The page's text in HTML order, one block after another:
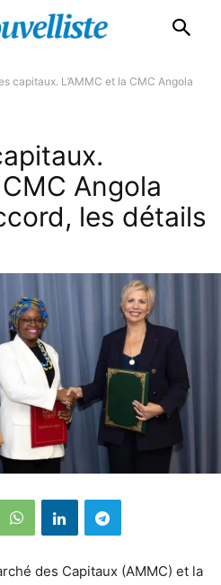
capitaux. L’AMMC et la CMC Angola
CMC Angola
les détails
des Capitaux (AMMC) et la